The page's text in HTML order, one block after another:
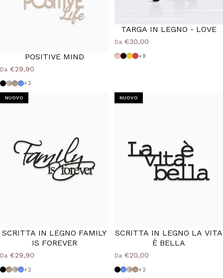
POSITIVE MIND
Da €29,90
Nero
Shabby
Tortora
Azzurro Polvere
+2
TARGA IN LEGNO - LOVE
Da €30,00
Rosa
Nero
Giallo
Rosso
+9
NUOVO
SCRITTA IN LEGNO FAMILY
IS FOREVER
Da €29,90
Nero
Tortora
Shabby
Azzurro Polvere
+2
NUOVO
SCRITTA IN LEGNO LA VITA
È BELLA
Da €20,00
Nero
Azzurro Polvere
Shabby
Tortora
+2